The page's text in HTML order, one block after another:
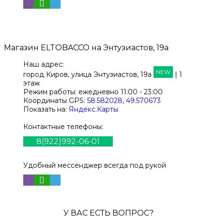
Магазин ELTOBACCO на Энтузиастов, 19а
Наш адрес:
город Киров, улица Энтузиастов, 19а NEW
| 1
этаж
Режим работы: ежедневно 11:00 - 23:00
Координаты GPS: 58.582028, 49.570673
Показать на: Яндекс.Карты
Контактные телефоны:
8(922)992-06-01
Удобный мессенджер всегда под рукой
У ВАС ЕСТЬ ВОПРОС?